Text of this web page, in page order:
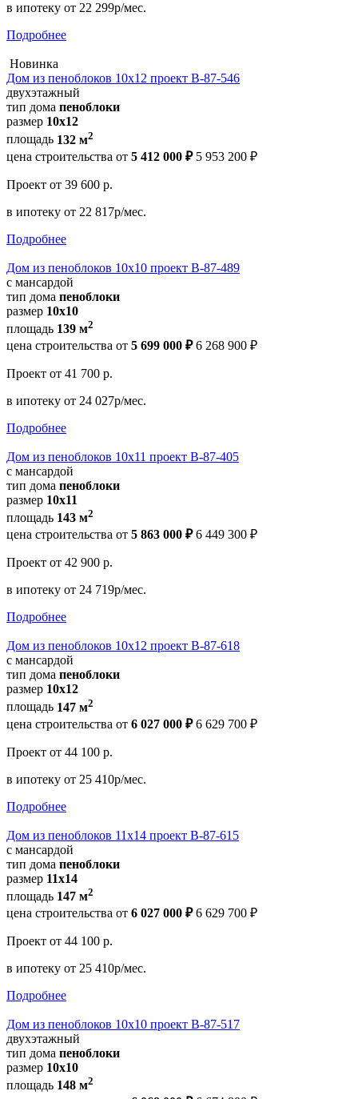
в ипотеку от 22 299р/мес.
Подробнее
Новинка
Дом из пеноблоков 10х12 проект В-87-546
двухэтажный
тип дома пеноблоки
размер 10х12
площадь 132 м2
цена строительства от 5 412 000 ₽ 5 953 200 ₽
Проект от 39 600 р.
в ипотеку от 22 817р/мес.
Подробнее
Дом из пеноблоков 10х10 проект В-87-489
с мансардой
тип дома пеноблоки
размер 10х10
площадь 139 м2
цена строительства от 5 699 000 ₽ 6 268 900 ₽
Проект от 41 700 р.
в ипотеку от 24 027р/мес.
Подробнее
Дом из пеноблоков 10х11 проект В-87-405
с мансардой
тип дома пеноблоки
размер 10х11
площадь 143 м2
цена строительства от 5 863 000 ₽ 6 449 300 ₽
Проект от 42 900 р.
в ипотеку от 24 719р/мес.
Подробнее
Дом из пеноблоков 10х12 проект В-87-618
с мансардой
тип дома пеноблоки
размер 10x12
площадь 147 м2
цена строительства от 6 027 000 ₽ 6 629 700 ₽
Проект от 44 100 р.
в ипотеку от 25 410р/мес.
Подробнее
Дом из пеноблоков 11х14 проект В-87-615
с мансардой
тип дома пеноблоки
размер 11x14
площадь 147 м2
цена строительства от 6 027 000 ₽ 6 629 700 ₽
Проект от 44 100 р.
в ипотеку от 25 410р/мес.
Подробнее
Дом из пеноблоков 10х10 проект В-87-517
двухэтажный
тип дома пеноблоки
размер 10х10
площадь 148 м2